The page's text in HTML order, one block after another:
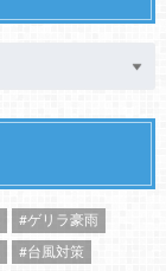
#ゲリラ豪雨
#台風対策